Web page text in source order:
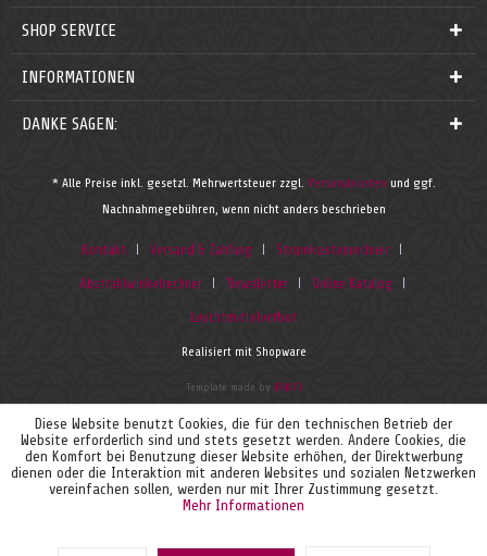
SHOP SERVICE
INFORMATIONEN
DANKE SAGEN:
* Alle Preise inkl. gesetzl. Mehrwertsteuer zzgl. Versandkosten und ggf.
Nachnahmegebühren, wenn nicht anders beschrieben
Kontakt Versand & Zahlung Stromkostenrechner
Abstrahlwinkelrechner Newsletter Online Katalog
Leuchtmittelverbot
Realisiert mit Shopware
Template made by TAB10
Diese Website benutzt Cookies, die für den technischen Betrieb der
Website erforderlich sind und stets gesetzt werden. Andere Cookies, die
den Komfort bei Benutzung dieser Website erhöhen, der Direktwerbung
dienen oder die Interaktion mit anderen Websites und sozialen Netzwerken
vereinfachen sollen, werden nur mit Ihrer Zustimmung gesetzt.
Mehr Informationen